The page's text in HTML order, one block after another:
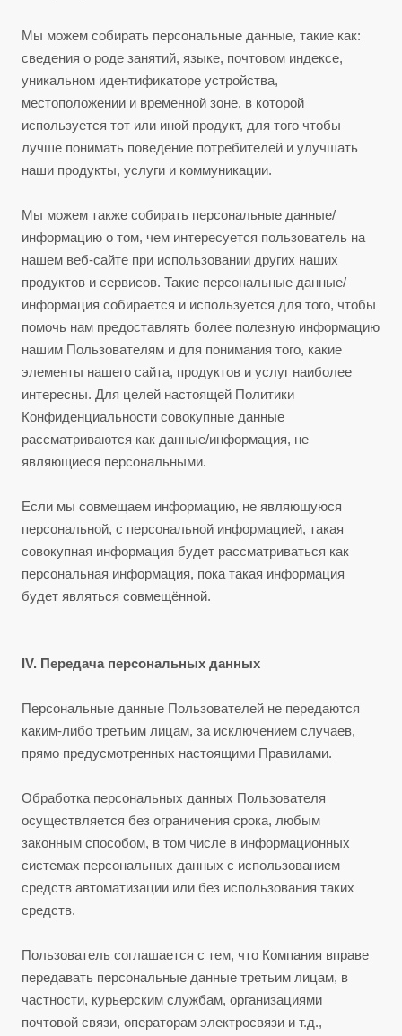
Мы можем собирать персональные данные, такие как:
сведения о роде занятий, языке, почтовом индексе,
уникальном идентификаторе устройства,
местоположении и временной зоне, в которой
используется тот или иной продукт, для того чтобы
лучше понимать поведение потребителей и улучшать
наши продукты, услуги и коммуникации.
Мы можем также собирать персональные данные/
информацию о том, чем интересуется пользователь на
нашем веб-сайте при использовании других наших
продуктов и сервисов. Такие персональные данные/
информация собирается и используется для того, чтобы
помочь нам предоставлять более полезную информацию
нашим Пользователям и для понимания того, какие
элементы нашего сайта, продуктов и услуг наиболее
интересны. Для целей настоящей Политики
Конфиденциальности совокупные данные
рассматриваются как данные/информация, не
являющиеся персональными.
Если мы совмещаем информацию, не являющуюся
персональной, с персональной информацией, такая
совокупная информация будет рассматриваться как
персональная информация, пока такая информация
будет являться совмещённой.
IV. Передача персональных данных
Персональные данные Пользователей не передаются
каким-либо третьим лицам, за исключением случаев,
прямо предусмотренных настоящими Правилами.
Обработка персональных данных Пользователя
осуществляется без ограничения срока, любым
законным способом, в том числе в информационных
системах персональных данных с использованием
средств автоматизации или без использования таких
средств.
Пользователь соглашается с тем, что Компания вправе
передавать персональные данные третьим лицам, в
частности, курьерским службам, организациями
почтовой связи, операторам электросвязи и т.д.,